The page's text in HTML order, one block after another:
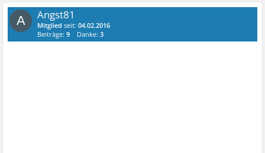
A Angst81
Mitglied seit:04.02.2016
Beiträge:9 Danke:3